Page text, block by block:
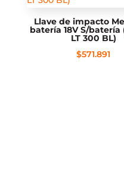
Llave de impacto
batería 18V S/batería
LT 300 BL)
$571.891